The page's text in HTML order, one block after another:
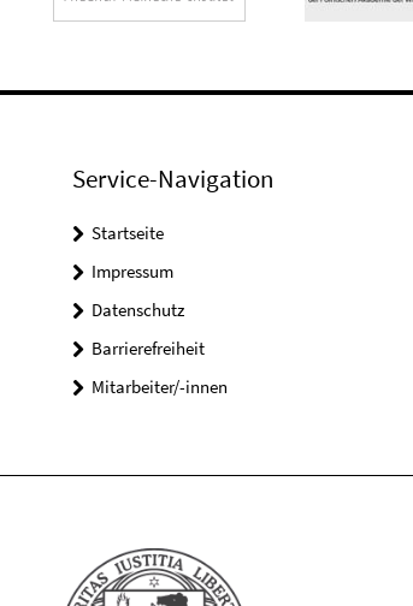
Service-Navigation
Startseite
Impressum
Datenschutz
Barrierefreiheit
Mitarbeiter/-innen